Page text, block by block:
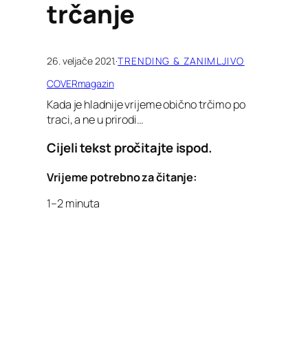
trčanje
26. veljače 2021.·TRENDING & ZANIMLJIVO
COVERmagazin
Kada je hladnije vrijeme obično trčimo po
traci, a ne u prirodi…
Cijeli tekst pročitajte ispod.
Vrijeme potrebno za čitanje:
1–2 minuta